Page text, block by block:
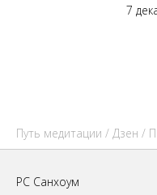
7
Путь медитации / Дзен /
РС Санхоум